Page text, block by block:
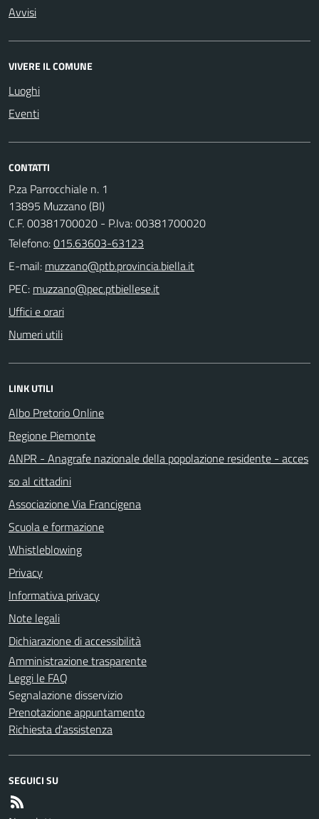
Avvisi
VIVERE IL COMUNE
Luoghi
Eventi
CONTATTI
P.za Parrocchiale n. 1
13895 Muzzano (BI)
C.F. 00381700020 - P.Iva: 00381700020
Telefono:015.63603-63123
E-mail:
PEC:
Uffici e orari
Numeri utili
LINK UTILI
Albo Pretorio Online
Regione Piemonte
ANPR - Anagrafe nazionale della popolazione residente - acces
so al cittadini
Associazione Via Francigena
Scuola e formazione
Whistleblowing
Privacy
Informativa privacy
Note legali
Dichiarazione di accessibilità
Amministrazione trasparente
Leggi le FAQ
Segnalazione disservizio
Prenotazione appuntamento
Richiesta d'assistenza
SEGUICI SU